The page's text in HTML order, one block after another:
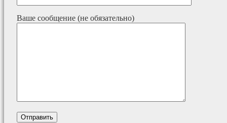
Ваше сообщение (не обязательно)